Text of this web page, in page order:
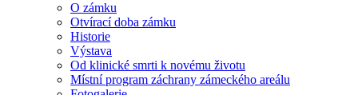
O zámku
Otvírací doba zámku
Historie
Výstava
Od klinické smrti k novému životu
Místní program záchrany zámeckého areálu